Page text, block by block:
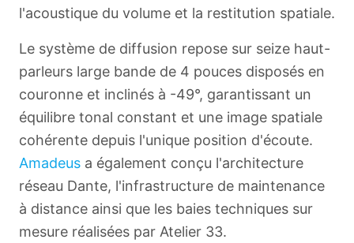
l'acoustique du volume et la restitution spatiale.
Le système de diffusion repose sur seize haut-
parleurs large bande de 4 pouces disposés en
couronne et inclinés à -49°, garantissant un
équilibre tonal constant et une image spatiale
cohérente depuis l'unique position d'écoute.
Amadeus a également conçu l'architecture
réseau Dante, l'infrastructure de maintenance
à distance ainsi que les baies techniques sur
mesure réalisées par Atelier 33.